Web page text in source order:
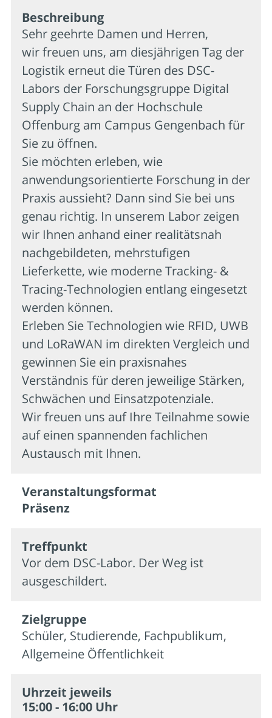
Beschrei­bung
Sehr geehrte Damen und Herren,
wir freuen uns, am diesjährigen Tag der
Logistik erneut die Türen des DSC-
Labors der Forschungsgruppe Digital
Supply Chain an der Hochschule
Offenburg am Campus Gengenbach für
Sie zu öffnen.
Sie möchten erleben, wie
anwendungsorientierte Forschung in der
Praxis aussieht? Dann sind Sie bei uns
genau richtig. In unserem Labor zeigen
wir Ihnen anhand einer realitätsnah
nachgebildeten, mehrstufigen
Lieferkette, wie moderne Tracking- &
Tracing-Technologien entlang eingesetzt
werden können.
Erleben Sie Technologien wie RFID, UWB
und LoRaWAN im direkten Vergleich und
gewinnen Sie ein praxisnahes
Verständnis für deren jeweilige Stärken,
Schwächen und Einsatzpotenziale.
Wir freuen uns auf Ihre Teilnahme sowie
auf einen spannenden fachlichen
Austausch mit Ihnen.
Veran­staltungs­format
Präsenz
Treffpunkt
Vor dem DSC-Labor. Der Weg ist
ausgeschildert.
Zielgruppe
Schüler, Studierende, Fachpublikum,
Allgemeine Öffentlichkeit
Uhrzeit jeweils
15:00 - 16:00 Uhr